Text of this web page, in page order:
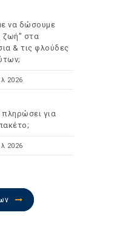
να δώσουμε
ζωή" στα
& τις φλούδες
2026
πληρώσει για
2026